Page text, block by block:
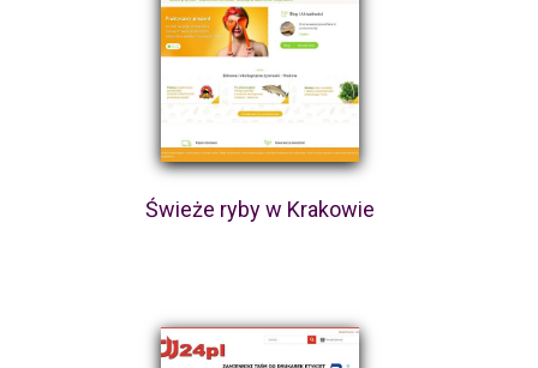
Świeże ryby w Krakowie